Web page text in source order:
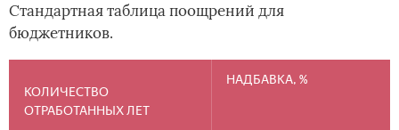
Стандартная таблица поощрений для
бюджетников.
КОЛИЧЕСТВО
ОТРАБОТАННЫХ ЛЕТ
НАДБАВКА, %